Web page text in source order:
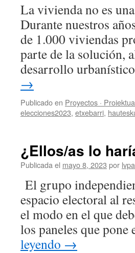
La vivienda no es
Durante nuestros
de 1.000 viviendas
parte de la solución,
desarrollo
→
Publicado en Proyectos ·
elecciones2023, etxebarri,
¿Ellos/as lo
Publicada el mayo 8, 2023 por
El grupo
espacio electoral al
el modo en el que
los paneles que
leyendo →